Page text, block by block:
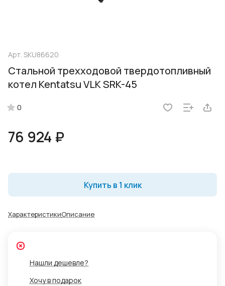
Арт. SKU86620
Стальной трехходовой твердотопливный
котел Kentatsu VLK SRK-45
0
76 924 ₽
Купить в 1 клик
ХарактеристикиОписание
Нашли дешевле?
Хочу в подарок